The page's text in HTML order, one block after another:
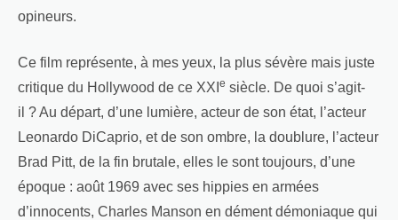
opineurs.
Ce film représente, à mes yeux, la plus sévère mais juste
critique du Hollywood de ce XXI e siècle. De quoi s’agit-
il ? Au départ, d’une lumière, acteur de son état, l’acteur
Leonardo DiCaprio, et de son ombre, la doublure, l’acteur
Brad Pitt, de la fin brutale, elles le sont toujours, d’une
époque : août 1969 avec ses hippies en armées
d’innocents, Charles Manson en dément démoniaque qui